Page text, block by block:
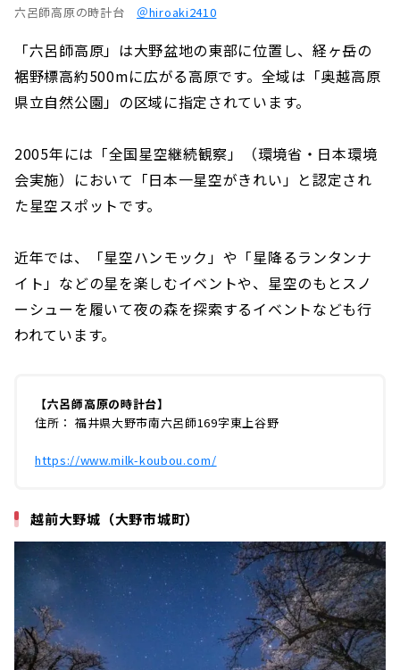
六呂師高原の時計台 ＠hiroaki2410
「六呂師高原」は大野盆地の東部に位置し、経ヶ岳の
裾野標高約500mに広がる高原です。全域は「奥越高原
県立自然公園」の区域に指定されています。
2005年には「全国星空継続観察」（環境省・日本環境
会実施）において「日本一星空がきれい」と認定され
た星空スポットです。
近年では、「星空ハンモック」や「星降るランタンナ
イト」などの星を楽しむイベントや、星空のもとスノ
ーシューを履いて夜の森を探索するイベントなども行
われています。
【六呂師高原の時計台】
住所： 福井県大野市南六呂師169字東上谷野
https://www.milk-koubou.com/
越前大野城（大野市城町）